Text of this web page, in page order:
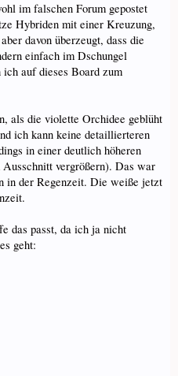
im falschen Forum gepostet
Hybriden mit einer Kreuzung,
davon überzeugt, dass die
einfach im Dschungel
auf dieses Board zum
als die violette Orchidee geblüht
ich kann keine detaillierteren
in einer deutlich höheren
vergrößern). Das war
in der Regenzeit. Die weiße jetzt
das passt, da ich ja nicht
geht: